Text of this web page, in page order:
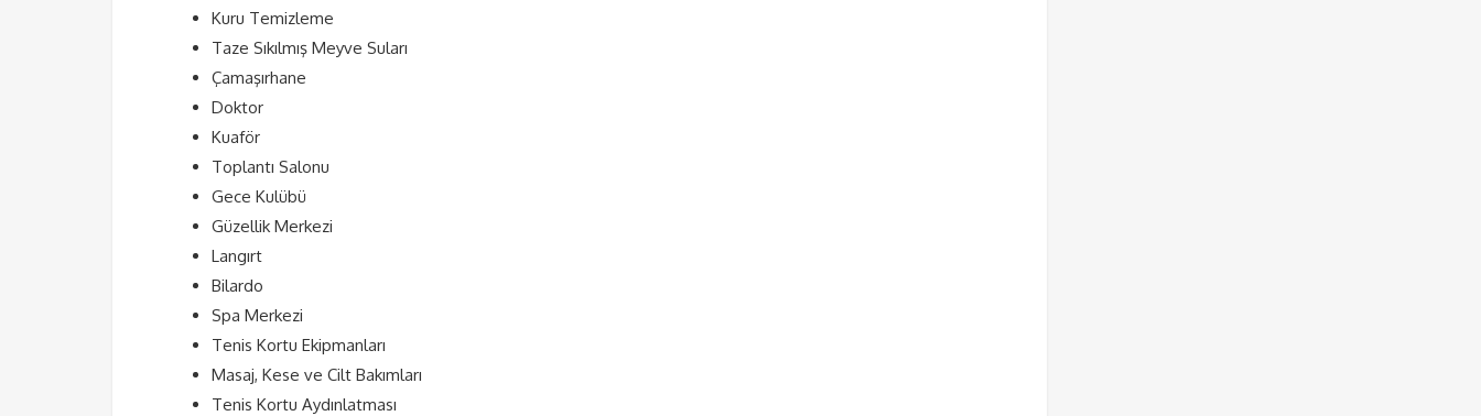
Kuru Temizleme
Taze Sıkılmış Meyve Suları
Çamaşırhane
Doktor
Kuaför
Toplantı Salonu
Gece Kulübü
Güzellik Merkezi
Langırt
Bilardo
Spa Merkezi
Tenis Kortu Ekipmanları
Masaj, Kese ve Cilt Bakımları
Tenis Kortu Aydınlatması